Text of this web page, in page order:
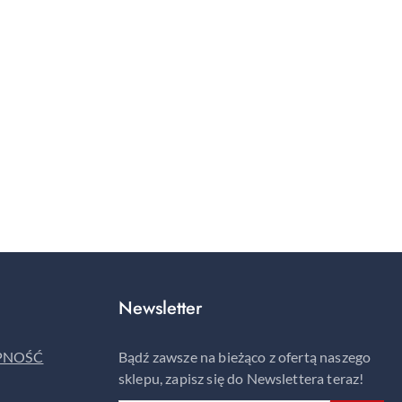
Newsletter
Bądź zawsze na bieżąco z ofertą naszego
sklepu, zapisz się do Newslettera teraz!